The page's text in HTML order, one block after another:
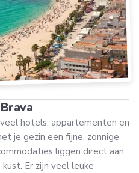
hotels, appartementen en
je gezin een fijne, zonnige
liggen direct aan
Er zijn veel leuke